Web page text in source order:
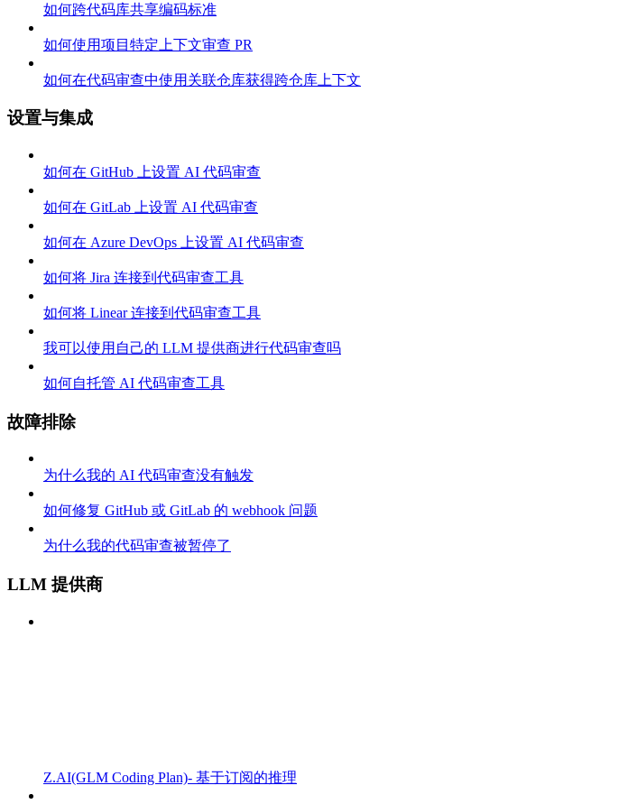
如何跨代码库共享编码标准
如何使用项目特定上下文审查 PR
如何在代码审查中使用关联仓库获得跨仓库上下文
设置与集成
如何在 GitHub 上设置 AI 代码审查
如何在 GitLab 上设置 AI 代码审查
如何在 Azure DevOps 上设置 AI 代码审查
如何将 Jira 连接到代码审查工具
如何将 Linear 连接到代码审查工具
我可以使用自己的 LLM 提供商进行代码审查吗
如何自托管 AI 代码审查工具
故障排除
为什么我的 AI 代码审查没有触发
如何修复 GitHub 或 GitLab 的 webhook 问题
为什么我的代码审查被暂停了
LLM 提供商
Z.AI(GLM Coding Plan)- 基于订阅的推理